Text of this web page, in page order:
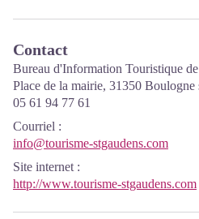
Contact
Bureau d'Information Touristique
Place de la mairie, 31350 Boulogne
05 61 94 77 61
Courriel :
info@tourisme-stgaudens.com
Site internet :
http://www.tourisme-stgaudens.com